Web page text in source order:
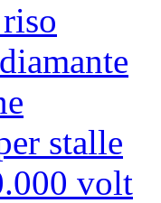
stalle
volt